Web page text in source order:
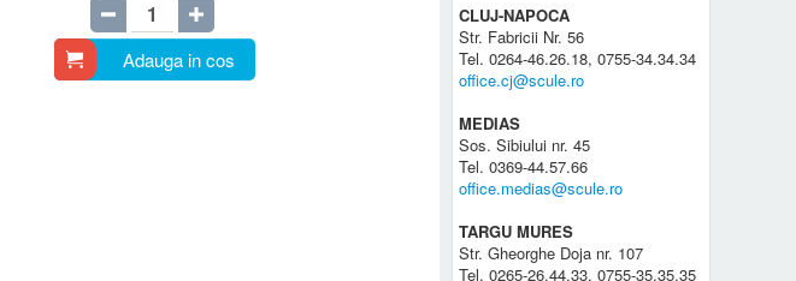
Adauga in cos
CLUJ-NAPOCA
Str. Fabricii Nr. 56
Tel. 0264-46.26.18, 0755-34.34.34
office.cj@scule.ro
MEDIAS
Sos. Sibiului nr. 45
Tel. 0369-44.57.66
office.medias@scule.ro
TARGU MURES
Str. Gheorghe Doja nr. 107
Tel. 0265-26.44.33, 0755-35.35.35